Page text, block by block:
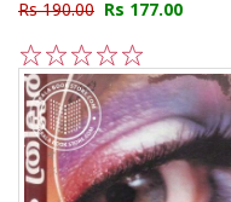
Rs 190.00 Rs 177.00
5
4
3
2
1